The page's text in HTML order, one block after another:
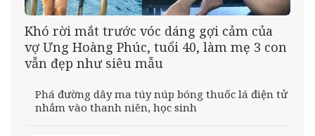
Khó rời mắt trước vóc dáng gợi cảm của
vợ Ưng Hoàng Phúc, tuổi 40, làm mẹ 3 con
vẫn đẹp như siêu mẫu
Phá đường dây ma túy núp bóng thuốc lá điện tử
nhắm vào thanh niên, học sinh